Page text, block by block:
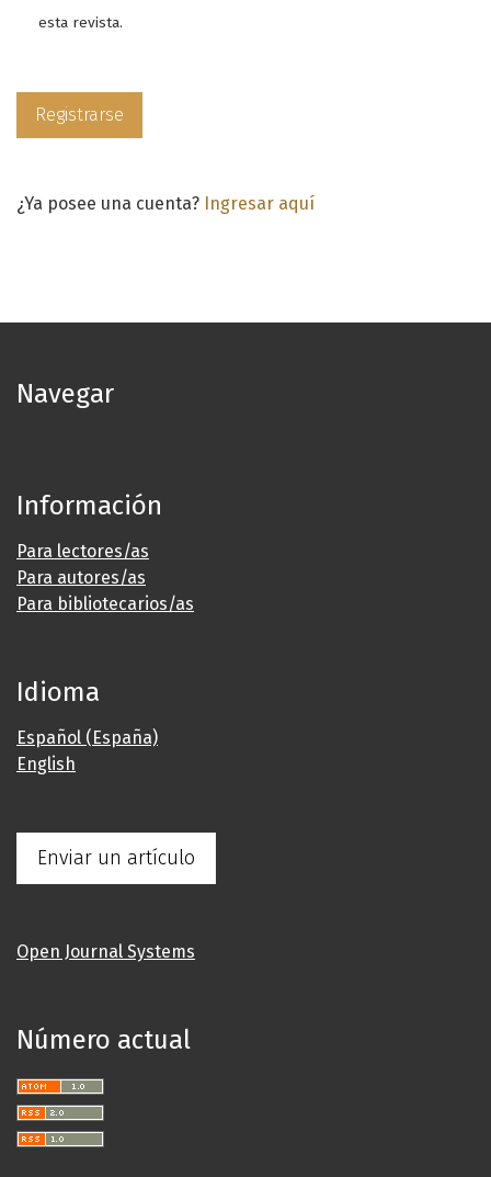
esta revista.
Registrarse
¿Ya posee una cuenta? Ingresar aquí
Navegar
Información
Para lectores/as
Para autores/as
Para bibliotecarios/as
Idioma
Español (España)
English
Enviar un artículo
Open Journal Systems
Número actual